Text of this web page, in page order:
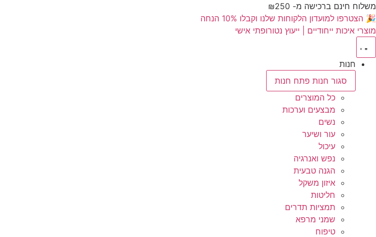
לתוכן
משלוח חינם ברכישה מ- ₪250
🎉 הצטרפו למועדון הלקוחות שלנו וקבלו 10% הנחה
מוצרי איכות ייחודיים | ייעוץ נטורופתי אישי
חנות
סגור חנות פתח חנות
כל המוצרים
מבצעים וערכות
נשים
עור ושיער
עיכול
נפש ואנרגיה
הגנה טבעית
איזון משקל
חליטות
תמציות תדרים
שמני מרפא
טיפוח